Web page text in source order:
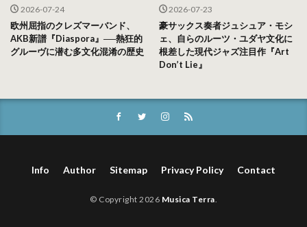
2026-07-24
欧州屈指のクレズマーバンド、
AKB新譜『Diaspora』──熱狂的
グルーヴに潜む多文化混淆の歴史
2026-07-23
豪サックス奏者ジュシュア・モシ
ェ、自らのルーツ・ユダヤ文化に
根差した現代ジャズ注目作『Art
Don’t Lie』
Info Author Sitemap Privacy Policy Contact
© Copyright 2026 Musica Terra